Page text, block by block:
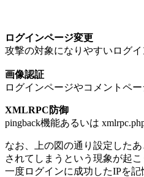
ログインページ変更
攻撃の対象になりやすいログ
画像認証
ログインページやコメントペ
XMLRPC防御
pingback機能あるいは
なお、上の図の通り設定した
されてしまうという現象が起こ
一度ログインに成功したIPを